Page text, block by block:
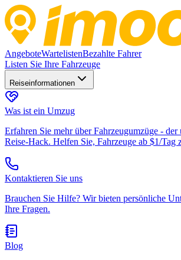
AngeboteWartelistenBezahlte Fahrer
Listen Sie Ihre Fahrzeuge
Reiseinformationen
Was ist ein Umzug
Erfahren Sie mehr über Fahrzeugumzüge -
Reise-Hack. Helfen Sie, Fahrzeuge ab $1/Tag
Kontaktieren Sie uns
Brauchen Sie Hilfe? Wir bieten persönliche
Ihre Fragen.
Blog